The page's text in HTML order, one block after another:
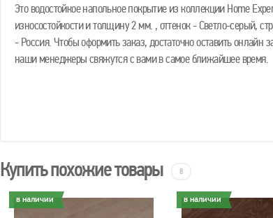
Это водостойкое напольное покрытие из коллекции Home
износостойкости и толщину 2 мм. , оттенок - Светло-серый,
- Россия. Чтобы оформить заказ, достаточно оставить онлайн
наши менеджеры свяжутся с вами в самое ближайшее время.
Купить похожие товары 8
в наличии в наличии